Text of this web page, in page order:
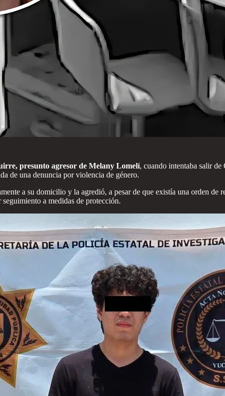
presunto agresor de Melany Lomelí, cuando intentaba salir
de una denuncia por violencia de género.
a su domicilio y la agredió, a pesar de que existía una orden de
a medidas de protección.